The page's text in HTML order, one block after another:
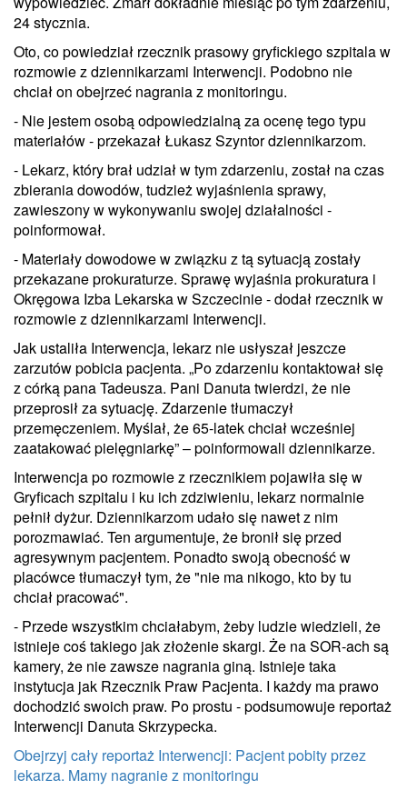
24 stycznia.
Oto, co powiedział rzecznik prasowy gryfickiego szpitala w
rozmowie z dziennikarzami Interwencji. Podobno nie
chciał on obejrzeć nagrania z monitoringu.
- Nie jestem osobą odpowiedzialną za ocenę tego typu
materiałów - przekazał Łukasz Szyntor dziennikarzom.
- Lekarz, który brał udział w tym zdarzeniu, został na czas
zbierania dowodów, tudzież wyjaśnienia sprawy,
zawieszony w wykonywaniu swojej działalności -
poinformował.
- Materiały dowodowe w związku z tą sytuacją zostały
przekazane prokuraturze. Sprawę wyjaśnia prokuratura i
Okręgowa Izba Lekarska w Szczecinie - dodał rzecznik w
rozmowie z dziennikarzami Interwencji.
Jak ustaliła Interwencja, lekarz nie usłyszał jeszcze
zarzutów pobicia pacjenta. „Po zdarzeniu kontaktował się
z córką pana Tadeusza. Pani Danuta twierdzi, że nie
przeprosił za sytuację. Zdarzenie tłumaczył
przemęczeniem. Myślał, że 65-latek chciał wcześniej
zaatakować pielęgniarkę” – poinformowali dziennikarze.
Interwencja po rozmowie z rzecznikiem pojawiła się w
Gryficach szpitalu i ku ich zdziwieniu, lekarz normalnie
pełnił dyżur. Dziennikarzom udało się nawet z nim
porozmawiać. Ten argumentuje, że bronił się przed
agresywnym pacjentem. Ponadto swoją obecność w
placówce tłumaczył tym, że "nie ma nikogo, kto by tu
chciał pracować".
- Przede wszystkim chciałabym, żeby ludzie wiedzieli, że
istnieje coś takiego jak złożenie skargi. Że na SOR-ach są
kamery, że nie zawsze nagrania giną. Istnieje taka
instytucja jak Rzecznik Praw Pacjenta. I każdy ma prawo
dochodzić swoich praw. Po prostu - podsumowuje reportaż
Interwencji Danuta Skrzypecka.
Obejrzyj cały reportaż Interwencji: Pacjent pobity przez
lekarza. Mamy nagranie z monitoringu